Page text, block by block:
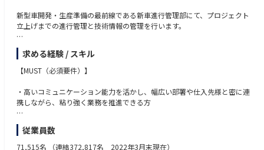
・通信モジュール、チップセット開発における要求仕様開発、製品評価の
いずれかの経験
・上記開発におけるチームリーダーもしくはマネージャー経験
職種③
概ね３年以上の経験、もしくはそれに相当する知識がある方
＜MUST＞
・情報通信に関わるデバイスまたはシステムの製品開発経験
・上記開発経験におけるソフトウェア開発の経験
＜WANT＞
・車載ECU開発におけるソフトウェア開発の経験
新型車開発・生産準備の最前線である新車進行管理部にて、プロジェクト
立上げまでの進行管理と技術情報の管理を行います。
【詳細】
・新型車開発プロジェクトの大日程立案
・技術情報の管理
・全社横断的な課題の解決
【職場イメージ】
求める経験 / スキル
【MUST（必須要件）】
・高いコミュニケーション能力を活かし、幅広い部署や仕入先様と密に連
携しながら、粘り強く業務を推進できる方
・PCスキル（Excel、PowerPoint、Word）
従業員数
71,515名 （連結372,817名 2022年3月末現在）